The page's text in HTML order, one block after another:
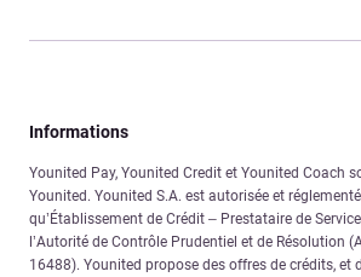
Informations
Younited Pay, Younited Credit et Younited Coach
Younited. Younited S.A. est autorisée et
qu’Établissement de Crédit – Prestataire de
l’Autorité de Contrôle Prudentiel et de Résolution
16488). Younited propose des offres de crédits, et